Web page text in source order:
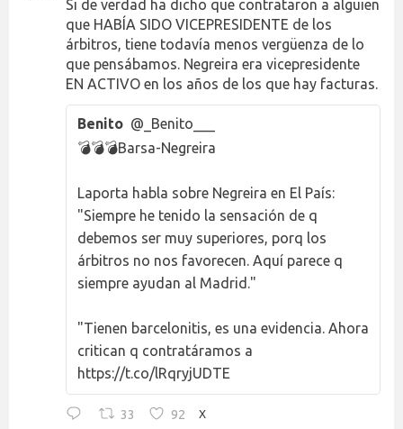
Si de verdad ha dicho que contrataron a alguien
que HABÍA SIDO VICEPRESIDENTE de los
árbitros, tiene todavía menos vergüenza de lo
que pensábamos. Negreira era vicepresidente
EN ACTIVO en los años de los que hay facturas.
Benito @_Benito___
💣💣💣Barsa-Negreira
Laporta habla sobre Negreira en El País:
"Siempre he tenido la sensación de q
debemos ser muy superiores, porq los
árbitros no nos favorecen. Aquí parece q
siempre ayudan al Madrid."
"Tienen barcelonitis, es una evidencia. Ahora
critican q contratáramos a
https://t.co/lRqryjUDTE
33 92 X